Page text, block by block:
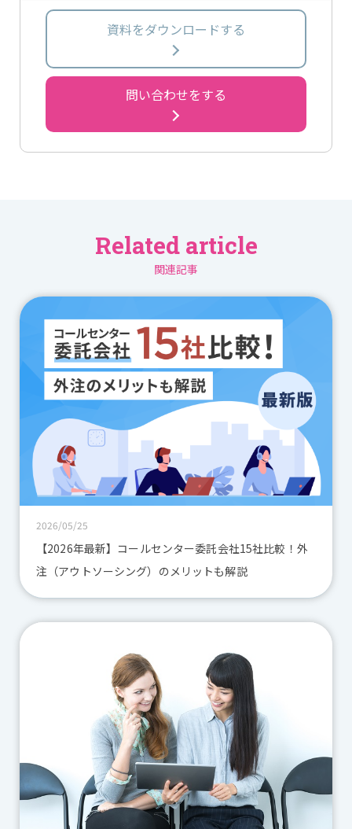
資料をダウンロードする
問い合わせをする
Related article
関連記事
2026/05/25
【2026年最新】コールセンター委託会社15社比較！外
注（アウトソーシング）のメリットも解説